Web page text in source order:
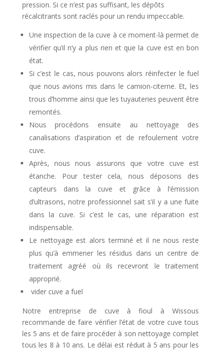
pression. Si ce n’est pas suffisant, les dépôts
récalcitrants sont raclés pour un rendu impeccable.
Une inspection de la cuve à ce moment-là permet de
vérifier qu’il n’y a plus rien et que la cuve est en bon
état.
Si c’est le cas, nous pouvons alors réinfecter le fuel
que nous avions mis dans le camion-citerne. Et, les
trous d’homme ainsi que les tuyauteries peuvent être
remontés.
Nous procédons ensuite au nettoyage des
canalisations d’aspiration et de refoulement votre
cuve.
Après, nous nous assurons que votre cuve est
étanche. Pour tester cela, nous déposons des
capteurs dans la cuve et grâce à l’émission
d’ultrasons, notre professionnel sait s’il y a une fuite
dans la cuve. Si c’est le cas, une réparation est
indispensable.
Le nettoyage est alors terminé et il ne nous reste
plus qu’à emmener les résidus dans un centre de
traitement agréé où ils recevront le traitement
approprié.
vider cuve a fuel
Notre entreprise de cuve à fioul à Wissous
recommande de faire vérifier l’état de votre cuve tous
les 5 ans et de faire procéder à son nettoyage complet
tous les 8 à 10 ans. Le délai est réduit à 5 ans pour les